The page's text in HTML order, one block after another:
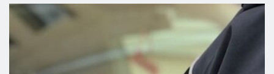
Projektion In Brüssel
Die Nähe Der EU-
Tierindustrie An
Jetzt Bis Zu 13
Prozent